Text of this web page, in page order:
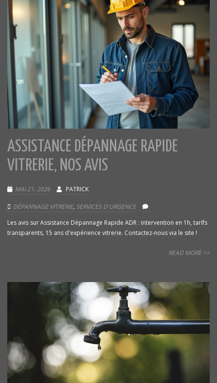
ASSISTANCE DÉPANNAGE RAPIDE
VITRERIE, NOS AVIS
MAI 21, 2026 PATRICK
DÉPANNAGE VITRERIE, SERVICES D'URGENCE
Les avis sur Assistance Dépannage Rapide ADR : intervention en 1h, tarifs
transparents, 15 ans d'expérience vitrerie. Contactez-nous via le site !
READ MORE >>